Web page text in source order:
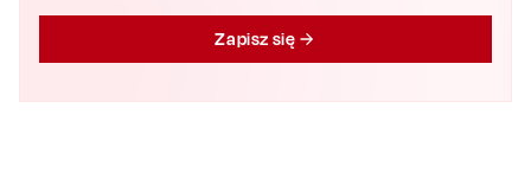
Zapisz się